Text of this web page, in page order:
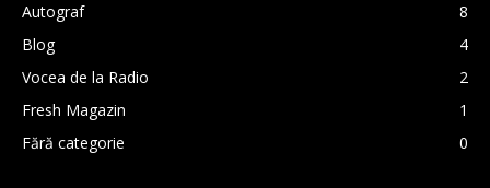
Autograf
8
Blog
4
Vocea de la Radio
2
Fresh Magazin
1
Fără categorie
0